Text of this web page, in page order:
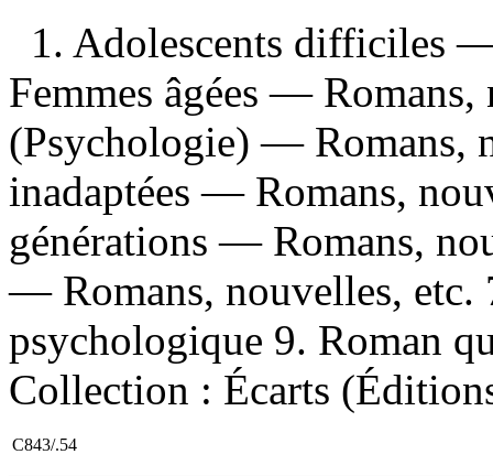
1. Adolescents difficiles
Femmes âgées — Romans,
(Psychologie) — Romans,
inadaptées — Romans,
générations — Romans,
— Romans, nouvelles, etc.
psychologique 9. Roman
Collection : Écarts
C843/.54